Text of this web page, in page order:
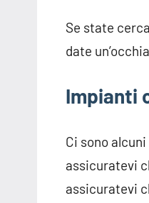
Se state
date
Impianti
Ci sono
assicuratevi
assicuratevi